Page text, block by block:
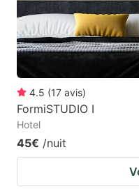
4.5 (17 avis)
FormiSTUDIO I
Hotel
45€ /nuit